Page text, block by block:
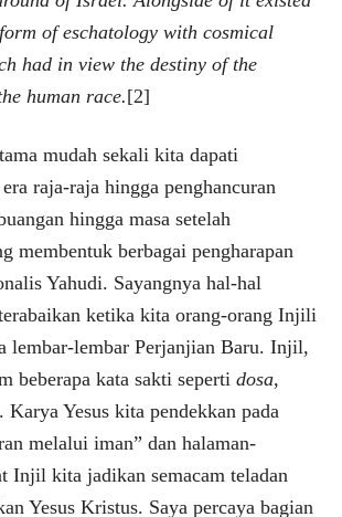
of eschatology with cosmical
had in view the destiny of the
human race.[2]
mudah sekali kita dapati
raja-raja hingga penghancuran
hingga masa setelah
membentuk berbagai pengharapan
Yahudi. Sayangnya hal-hal
ketika kita orang-orang Injili
lembar-lembar Perjanjian Baru. Injil,
beberapa kata sakti seperti dosa,
Karya Yesus kita pendekkan pada
melalui iman” dan halaman-
Injil kita jadikan semacam teladan
Yesus Kristus. Saya percaya bagian